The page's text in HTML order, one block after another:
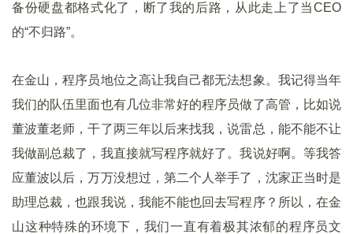
备份硬盘都格式化了，断了我的后路，从此走上了当CEO
的“不归路”。
在金山，程序员地位之高让我自己都无法想象。我记得当年
我们的队伍里面也有几位非常好的程序员做了高管，比如说
董波董老师，干了两三年以后来找我，说雷总，能不能不让
我做副总裁了，我直接就写程序就好了。我说好啊。等我答
应董波以后，万万没想过，第二个人举手了，沈家正当时是
助理总裁，也跟我说，我能不能也回去写程序？所以，在金
山这种特殊的环境下，我们一直有着极其浓郁的程序员文